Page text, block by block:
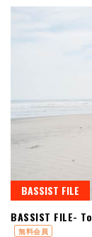
BASSIST FILE
BASSIST FILE-
無料会員